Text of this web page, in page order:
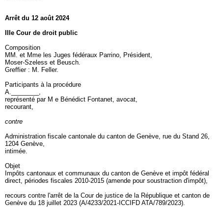
Arrêt du 12 août 2024
IIIe Cour de droit public
Composition
MM. et Mme les Juges fédéraux Parrino, Président,
Moser-Szeless et Beusch.
Greffier : M. Feller.
Participants à la procédure
A.________,
représenté par M e Bénédict Fontanet, avocat,
recourant,
contre
Administration fiscale cantonale du canton de Genève, rue du Stand 26,
1204 Genève,
intimée.
Objet
Impôts cantonaux et communaux du canton de Genève et impôt fédéral
direct, périodes fiscales 2010-2015 (amende pour soustraction d'impôt),
recours contre l'arrêt de la Cour de justice de la République et canton de
Genève du 18 juillet 2023 (A/4233/2021-ICCIFD ATA/789/2023).